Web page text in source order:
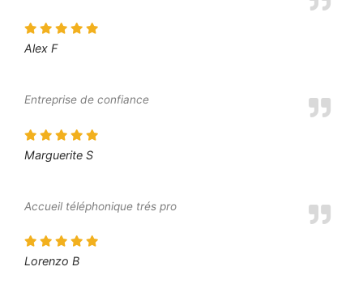
Alex F
Entreprise de confiance
Marguerite S
Accueil téléphonique trés pro
Lorenzo B